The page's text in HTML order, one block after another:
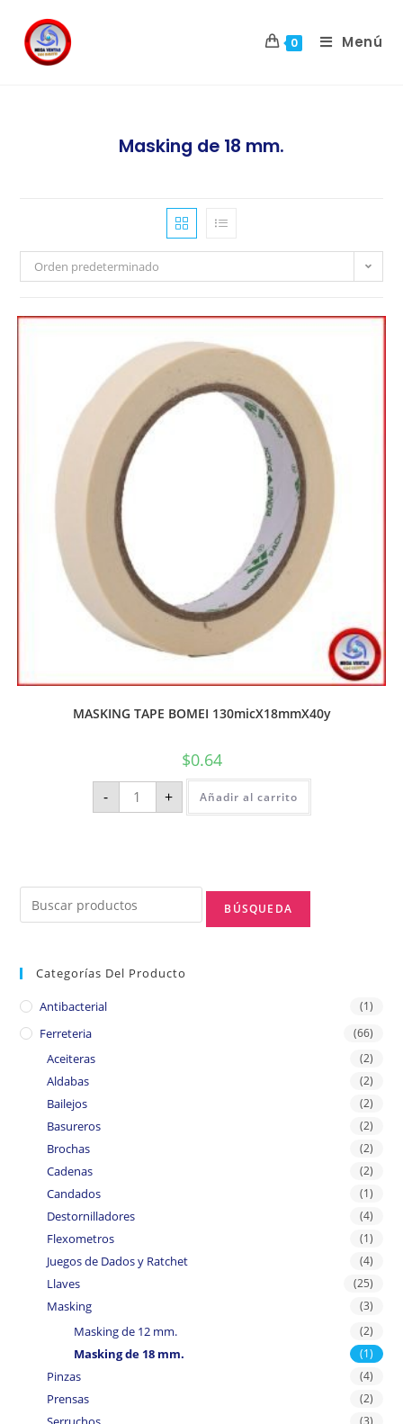
0 Menú
Masking de 18 mm.
Orden predeterminado
MASKING TAPE BOMEI 130micX18mmX40y
$0.64
- + Añadir al carrito
Categorías Del Producto
Antibacterial (1)
Ferreteria (66)
Aceiteras (2)
Aldabas (2)
Bailejos (2)
Basureros (2)
Brochas (2)
Cadenas (2)
Candados (1)
Destornilladores (4)
Flexometros (1)
Juegos de Dados y Ratchet (4)
Llaves (25)
Masking (3)
Masking de 12 mm. (2)
Masking de 18 mm. (1)
Pinzas (4)
Prensas (2)